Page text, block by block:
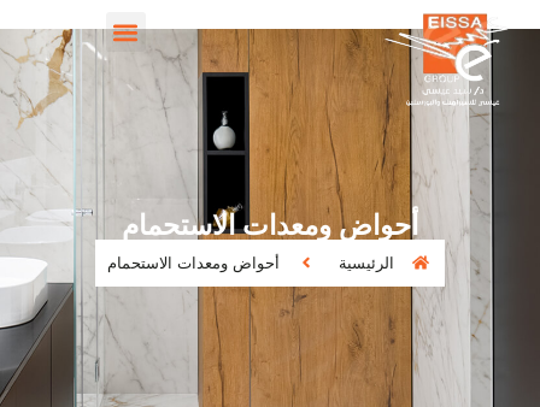
أحواض ومعدات الاستحمام
الرئيسية أحواض ومعدات الاستحمام